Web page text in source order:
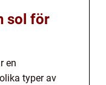
sol för
en
typer av